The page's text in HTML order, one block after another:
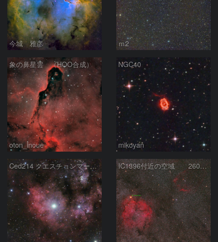
今城 雅彦 ｍ2
象の鼻星雲 （HOO合成）
oton_inoue
NGC40
mikoyan
Ced214 クエスチョンマーク星雲の“心臓部” IC1396付近の空域 260720